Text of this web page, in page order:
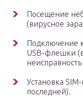
Посещение
(вирусное
Подключение
USB-флешки
Установка
последней).